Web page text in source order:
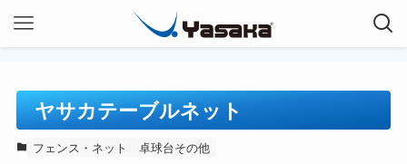
ヤサカテーブルネット
フェンス・ネット 卓球台その他